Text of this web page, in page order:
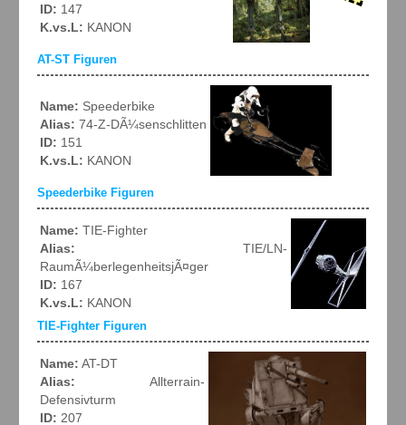
ID: 147
K.vs.L: KANON
AT-ST Figuren
Name: Speederbike
Alias: 74-Z-DÃ¼senschlitten
ID: 151
K.vs.L: KANON
Speederbike Figuren
Name: TIE-Fighter
Alias: TIE/LN-
RaumÃ¼berlegenheitsjÃ¤ger
ID: 167
K.vs.L: KANON
TIE-Fighter Figuren
Name: AT-DT
Alias: Allterrain-
Defensivturm
ID: 207